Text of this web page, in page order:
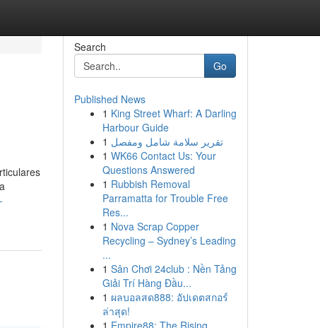
Search
Go
Published News
1 King Street Wharf: A Darling
Harbour Guide
1 تقرير سلامة شامل ومفصل
1 WK66 Contact Us: Your
Questions Answered
1 Rubbish Removal
Parramatta for Trouble Free
Res...
1 Nova Scrap Copper
Recycling – Sydney’s Leading
...
1 Sân Chơi 24club : Nền Tảng
Giải Trí Hàng Đầu...
1 ผลบอลสด888: อัปเดตสกอร์
ล่าสุด!
1 Empire88: The Rising